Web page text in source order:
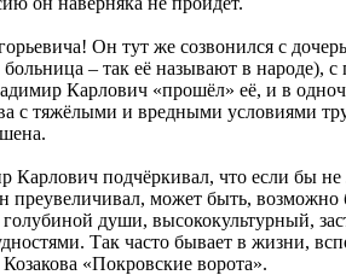
Он тут же созвонился с
больница – так её называют в
Карлович «прошёл» её, и в
с тяжёлыми и вредными условиями
Карлович подчёркивал, что если бы
преувеличивал, может быть,
души, высококультурный,
Так часто бывает в жизни,
«Покровские ворота».